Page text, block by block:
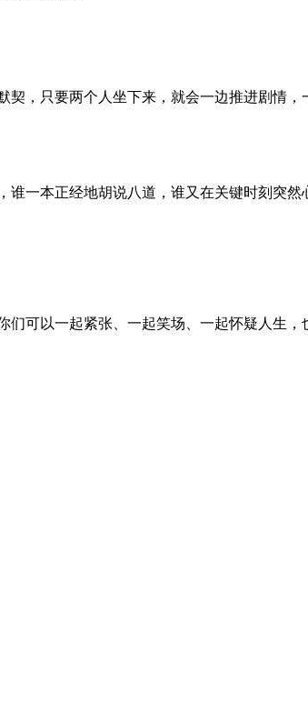
，只要两个人坐下来，就会一边推进剧情，
一本正经地胡说八道，谁又在关键时刻突然
可以一起紧张、一起笑场、一起怀疑人生，